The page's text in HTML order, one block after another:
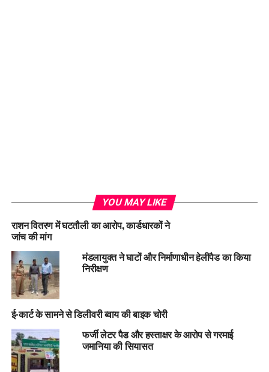
YOU MAY LIKE
राशन वितरण में घटतौली का आरोप, कार्डधारकों ने
जांच की मांग
मंडलायुक्त ने घाटों और निर्माणाधीन हेलीपैड का किया
निरीक्षण
ई-कार्ट के सामने से डिलीवरी ब्वाय की बाइक चोरी
फर्जी लेटर पैड और हस्ताक्षर के आरोप से गरमाई
जमानिया की सियासत